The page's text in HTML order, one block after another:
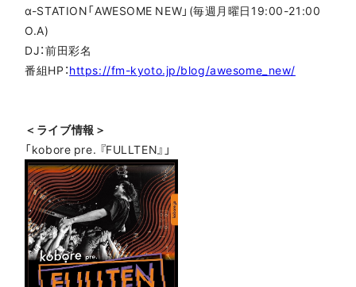
α-STATION「AWESOME NEW」(毎週月曜日19:00-21:00
O.A)
DJ：前田彩名
番組HP：https://fm-kyoto.jp/blog/awesome_new/
＜ライブ情報＞
「kobore pre. 『FULLTEN』」